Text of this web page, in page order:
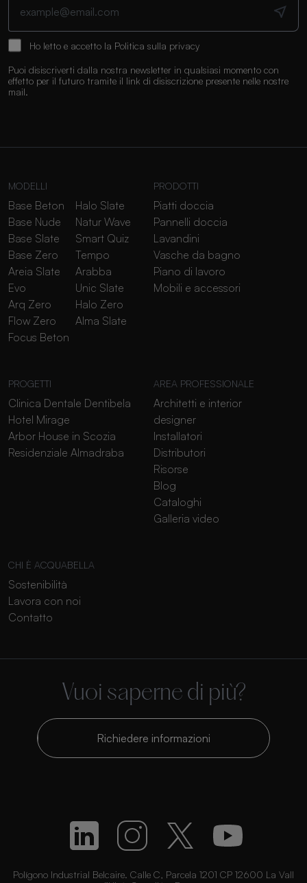
Ho letto e accetto la Politica sulla privacy
Puoi disiscriverti dalla nostra newsletter in qualsiasi momento con
effetto per il futuro tramite il link di disiscrizione presente nelle nostre
mail.
MODELLI
Base Beton
Base Nude
Base Slate
Base Zero
Areia Slate
Evo
Arq Zero
Flow Zero
Focus Beton
Halo Slate
Natur Wave
Smart Quiz
Tempo
Arabba
Unic Slate
Halo Zero
Alma Slate
PRODOTTI
Piatti doccia
Pannelli doccia
Lavandini
Vasche da bagno
Piano di lavoro
Mobili e accessori
PROGETTI
Clinica Dentale Dentibela
Hotel Mirage
Arbor House in Scozia
Residenziale Almadraba
AREA PROFESSIONALE
Architetti e interior
designer
Installatori
Distributori
Risorse
Blog
Cataloghi
Galleria video
CHI È ACQUABELLA
Sostenibilità
Lavora con noi
Contatto
Vuoi saperne di più?
Richiedere informazioni
Polígono Industrial Belcaire. Calle C, Parcela 1201 CP 12600 La Vall